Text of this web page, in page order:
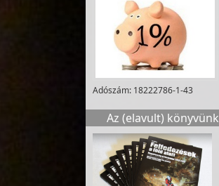
Adószám: 18222786-1-43
Az (elavult) könyvünk